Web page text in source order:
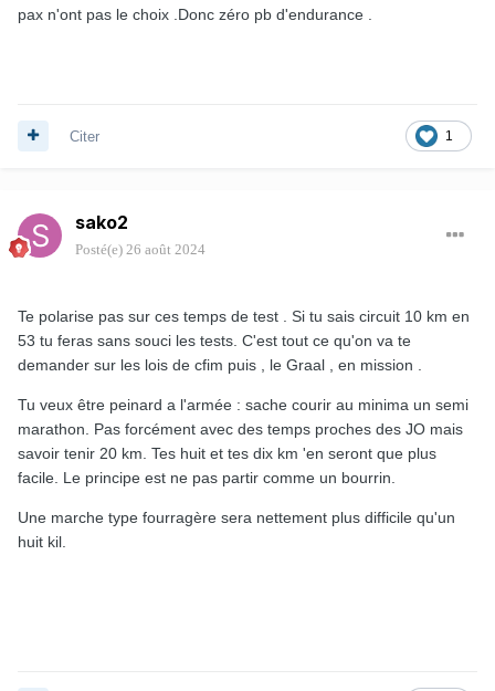
pax n'ont pas le choix .Donc zéro pb d'endurance .
1
Citer
sako2
Posté(e) 26 août 2024
Te polarise pas sur ces temps de test . Si tu sais circuit 10 km en
53 tu feras sans souci les tests. C'est tout ce qu'on va te
demander sur les lois de cfim puis , le Graal , en mission .
Tu veux être peinard a l'armée : sache courir au minima un semi
marathon. Pas forcément avec des temps proches des JO mais
savoir tenir 20 km. Tes huit et tes dix km 'en seront que plus
facile. Le principe est ne pas partir comme un bourrin.
Une marche type fourragère sera nettement plus difficile qu'un
huit kil.